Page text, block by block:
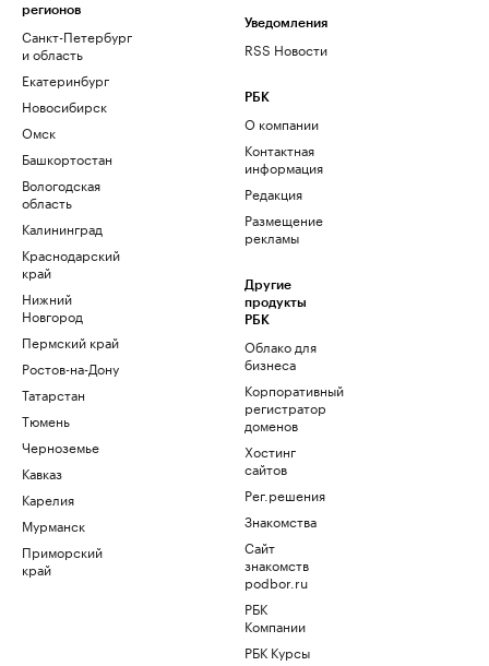
регионов
Санкт-Петербург
и область
Екатеринбург
Новосибирск
Омск
Башкортостан
Вологодская
область
Калининград
Краснодарский
край
Нижний
Новгород
Пермский край
Ростов-на-Дону
Татарстан
Тюмень
Черноземье
Кавказ
Карелия
Мурманск
Приморский
край
Уведомления
RSS Новости
РБК
О компании
Контактная
информация
Редакция
Размещение
рекламы
Другие
продукты
РБК
Облако для
бизнеса
Корпоративный
регистратор
доменов
Хостинг
сайтов
Рег.решения
Знакомства
Сайт
знакомств
podbor.ru
РБК
Компании
РБК Курсы